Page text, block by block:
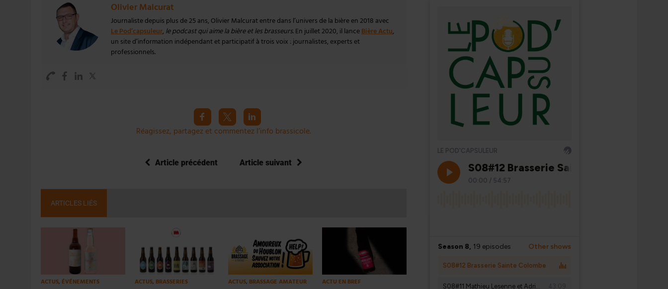
Olivier Malcurat
Journaliste depuis plus de 25 ans, Olivier Malcurat entre dans l’univers de la bière en 2018 avec
Le Pod’capsuleur, le podcast qui aime la bière et les brasseurs. En juillet 2020, il lance Bière Actu,
un site d’information indépendant et participatif à trois voix : journalistes, experts et
professionnels.
Réagissez, partagez et commentez l’info brassicole.
Article précédent Article suivant
ARTICLES LIÉS
ACTUS, ÉVÉNEMENTS ACTUS, BRASSERIES ACTUS, BRASSAGE AMATEUR ACTU EN BREF